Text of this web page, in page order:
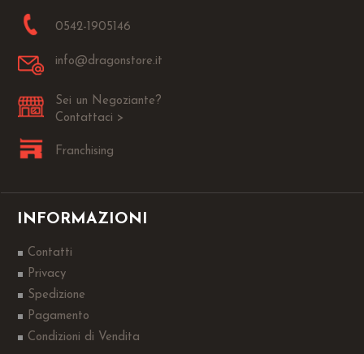
0542-1905146
info@dragonstore.it
Sei un Negoziante?
Contattaci >
Franchising
INFORMAZIONI
Contatti
Privacy
Spedizione
Pagamento
Condizioni di Vendita